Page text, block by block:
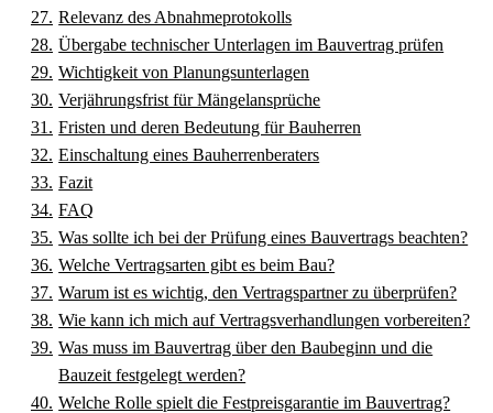
Relevanz des Abnahmeprotokolls
Übergabe technischer Unterlagen im Bauvertrag prüfen
Wichtigkeit von Planungsunterlagen
Verjährungsfrist für Mängelansprüche
Fristen und deren Bedeutung für Bauherren
Einschaltung eines Bauherrenberaters
Fazit
FAQ
Was sollte ich bei der Prüfung eines Bauvertrags beachten?
Welche Vertragsarten gibt es beim Bau?
Warum ist es wichtig, den Vertragspartner zu überprüfen?
Wie kann ich mich auf Vertragsverhandlungen vorbereiten?
Was muss im Bauvertrag über den Baubeginn und die
Bauzeit festgelegt werden?
Welche Rolle spielt die Festpreisgarantie im Bauvertrag?